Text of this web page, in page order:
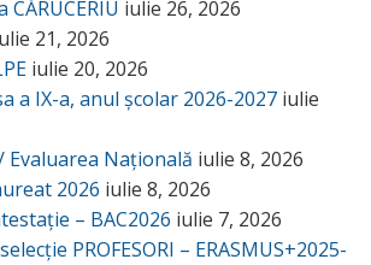
iulie 26, 2026
21, 2026
iulie 20, 2026
a IX-a, anul școlar 2026-2027 iulie
Evaluarea Națională iulie 8, 2026
2026 iulie 8, 2026
– BAC2026 iulie 7, 2026
PROFESORI – ERASMUS+2025-